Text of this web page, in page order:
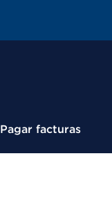
Pagar facturas